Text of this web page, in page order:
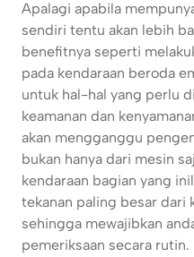
Apalagi apabila
sendiri tentu akan lebih
benefitnya seperti
pada kendaraan beroda
untuk hal-hal yang perlu
keamanan dan
akan mengganggu
bukan hanya dari mesin
kendaraan bagian yang
tekanan paling besar dari
sehingga mewajibkan
pemeriksaan secara